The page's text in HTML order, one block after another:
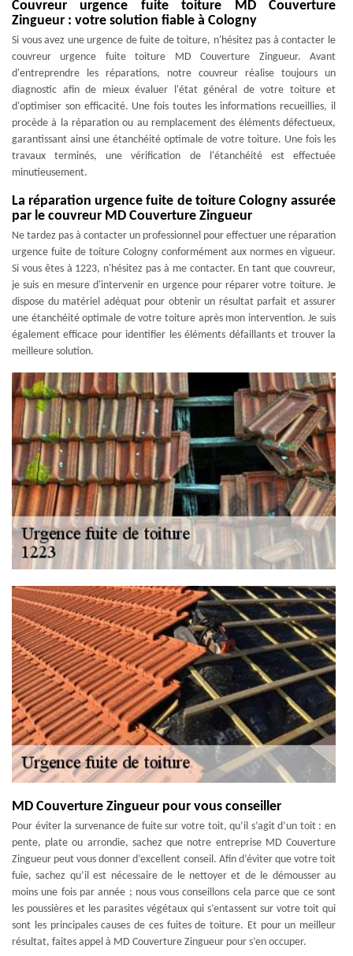
Couvreur urgence fuite toiture MD Couverture
Zingueur : votre solution fiable à Cologny
Si vous avez une urgence de fuite de toiture, n'hésitez pas à contacter le
couvreur urgence fuite toiture MD Couverture Zingueur. Avant
d'entreprendre les réparations, notre couvreur réalise toujours un
diagnostic afin de mieux évaluer l'état général de votre toiture et
d'optimiser son efficacité. Une fois toutes les informations recueillies, il
procède à la réparation ou au remplacement des éléments défectueux,
garantissant ainsi une étanchéité optimale de votre toiture. Une fois les
travaux terminés, une vérification de l'étanchéité est effectuée
minutieusement.
La réparation urgence fuite de toiture Cologny assurée
par le couvreur MD Couverture Zingueur
Ne tardez pas à contacter un professionnel pour effectuer une réparation
urgence fuite de toiture Cologny conformément aux normes en vigueur.
Si vous êtes à 1223, n'hésitez pas à me contacter. En tant que couvreur,
je suis en mesure d'intervenir en urgence pour réparer votre toiture. Je
dispose du matériel adéquat pour obtenir un résultat parfait et assurer
une étanchéité optimale de votre toiture après mon intervention. Je suis
également efficace pour identifier les éléments défaillants et trouver la
meilleure solution.
MD Couverture Zingueur pour vous conseiller
Pour éviter la survenance de fuite sur votre toit, qu’il s’agit d’un toit : en
pente, plate ou arrondie, sachez que notre entreprise MD Couverture
Zingueur peut vous donner d’excellent conseil. Afin d’éviter que votre toit
fuie, sachez qu’il est nécessaire de le nettoyer et de le démousser au
moins une fois par année ; nous vous conseillons cela parce que ce sont
les poussières et les parasites végétaux qui s’entassent sur votre toit qui
sont les principales causes de ces fuites de toiture. Et pour un meilleur
résultat, faites appel à MD Couverture Zingueur pour s’en occuper.